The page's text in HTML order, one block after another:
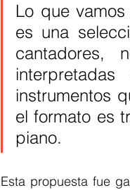
Lo que
es una
cantadores,
instrumentos
el formato es
piano.
Esta propuesta fue